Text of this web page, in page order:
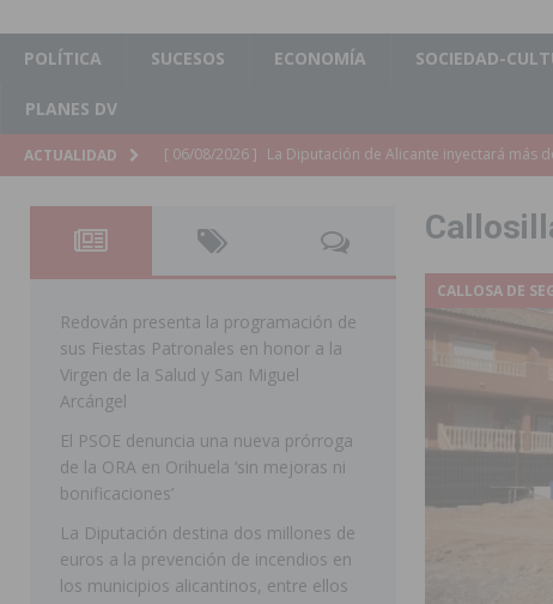
POLÍTICA SUCESOS ECONOMÍA SOCIEDAD-
PLANES DV
ACTUALIDAD [ 06/08/2026 ] La Diputación de Alicante inyectará más
Patronales 2026
SAN MIGUEL DE SALINAS
[ 06/08/2026 ] La Escuela Municipal de Música de Los
curso 2026-2027
MONTESINOS
[ 06/08/2026 ]
Convocado el XXVII Concurso de
[ 06/08/2026 ] Benejúzar vive el verano con una
BENEJUZAR
Orihuela continúa mejorando los
pedanías
ORIHUELA
CALLOSA DE
Redován presenta la programación de
sus Fiestas Patronales en honor a la
Virgen de la Salud y San Miguel
Arcángel
El PSOE denuncia una nueva prórroga
de la ORA en Orihuela ‘sin mejoras ni
bonificaciones’
La Diputación destina dos millones de
euros a la prevención de incendios en
los municipios alicantinos, entre ellos